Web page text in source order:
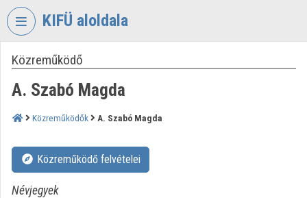
Fejléc kihagyása
KIFÜ aloldala
VIDEOTORIUM
KORMÁNYZATI
INFORMATIKAI
ÜGYNÖKSÉG
Intézményi kezdőlap
Közreműködő
A. Szabó Magda
Közreműködők A. Szabó Magda
Közreműködő felvételei
Névjegyek